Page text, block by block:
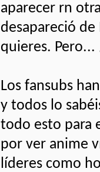
aparecer rn
desapareció de
quieres. Pero...
Los fansubs
y todos lo
todo esto para
por ver anime
líderes como